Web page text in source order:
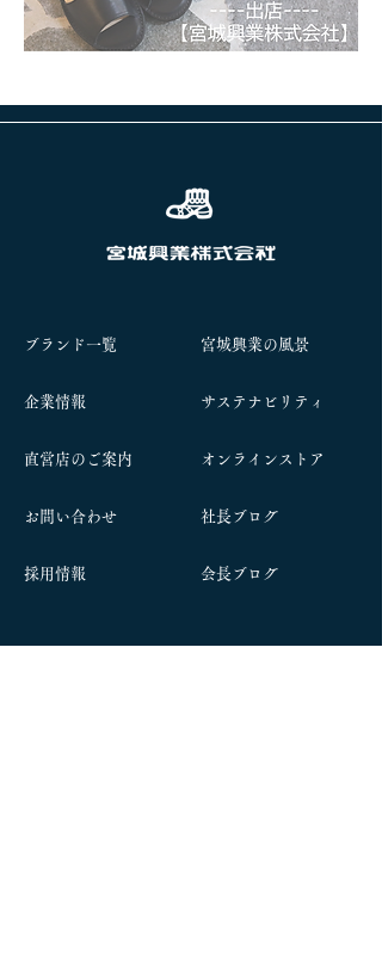
前へ 次へ
ブランド一覧
企業情報
​直営店のご案内
お問い合わせ
​採用情報
宮城興業の風景
サステナビリティ
オンラインストア
社長ブログ
​会長ブログ